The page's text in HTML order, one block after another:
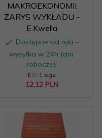
MAKROEKONOMII
ZARYS WYKŁADU -
E.Kwella
Dostępne od ręki –
wysyłka w 24h (dni
robocze)
1 egz.
12,12 PLN